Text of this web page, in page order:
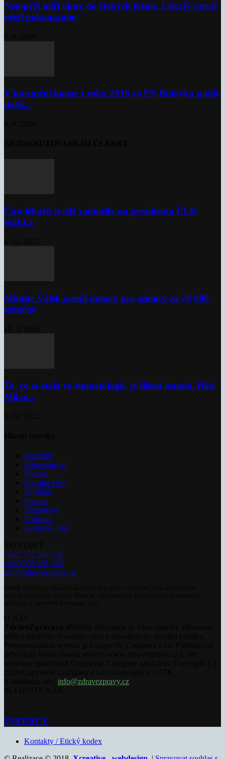
Netopýři míří okny do českých ložnic. Lékaři varují
před pokousáním
V korupční kauze z roku 2018 ve FN Bulovka padly
další...
Část lékařů tvrdě zaútočila na prezidenta ČLK
Kubka
Ministr Válek ocenil domov pro seniory za 70 000
měsíčně
To, co se stalo ve stomatologii, je šílená ostuda, říká
Milan...
Aktuality
Zdravotnictví
Politika
Sociální věci
Pojištění
Pharma
Rozhovory
E-Health
Ke kávě i čaji
+420 777 264 528
+420 606 831 394
info@zdravezpravy.cz
info@zdravezpravy.cz
INZERCE
Kontakty / Etický kodex